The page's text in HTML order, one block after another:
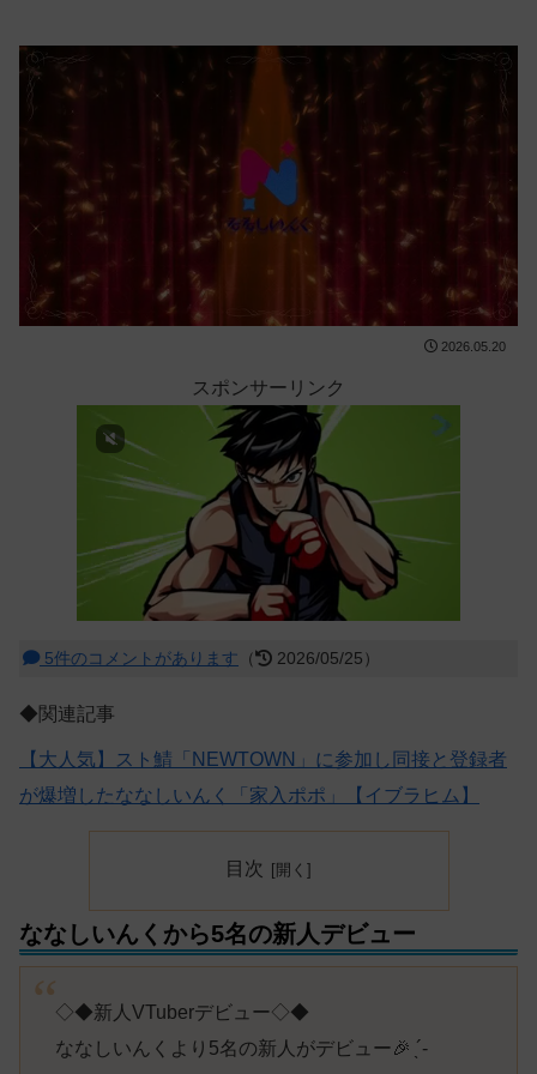
2026.05.20
スポンサーリンク
5件のコメントがあります （ 2026/05/25）
◆関連記事
【大人気】スト鯖「NEWTOWN」に参加し同接と登録者
が爆増したななしいんく「家入ポポ」【イブラヒム】
目次
ななしいんくから5名の新人デビュー
◇◆新人VTuberデビュー◇◆
ななしいんくより5名の新人がデビュー🎉 ̖´-